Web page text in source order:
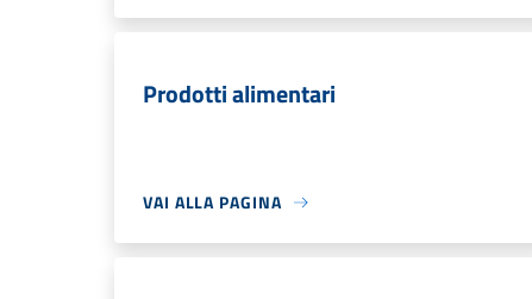
Prodotti alimentari
VAI ALLA PAGINA